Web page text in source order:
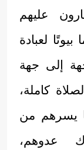
عليهم
لعبادة
إلى جهة
كاملة،
يسرهم من
عدوهم،